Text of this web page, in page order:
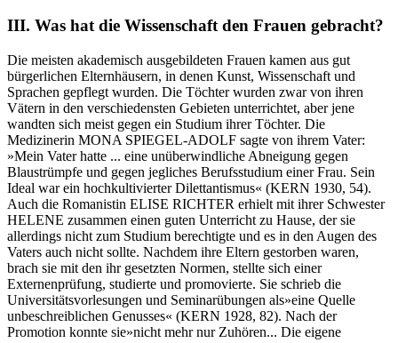
III. Was hat die Wissenschaft den Frauen gebracht?
Die meisten akademisch ausgebildeten Frauen kamen aus gut
bürgerlichen Elternhäusern, in denen Kunst, Wissenschaft und
Sprachen gepflegt wurden. Die Töchter wurden zwar von ihren
Vätern in den verschiedensten Gebieten unterrichtet, aber jene
wandten sich meist gegen ein Studium ihrer Töchter. Die
Medizinerin MONA SPIEGEL-ADOLF sagte von ihrem Vater:
»Mein Vater hatte ... eine unüberwindliche Abneigung gegen
Blaustrümpfe und gegen jegliches Berufsstudium einer Frau. Sein
Ideal war ein hochkultivierter Dilettantismus« (KERN 1930, 54).
Auch die Romanistin ELISE RICHTER erhielt mit ihrer Schwester
HELENE zusammen einen guten Unterricht zu Hause, der sie
allerdings nicht zum Studium berechtigte und es in den Augen des
Vaters auch nicht sollte. Nachdem ihre Eltern gestorben waren,
brach sie mit den ihr gesetzten Normen, stellte sich einer
Externenprüfung, studierte und promovierte. Sie schrieb die
Universitätsvorlesungen und Seminarübungen als»eine Quelle
unbeschreiblichen Genusses« (KERN 1928, 82). Nach der
Promotion konnte sie»nicht mehr nur Zuhören... Die eigene